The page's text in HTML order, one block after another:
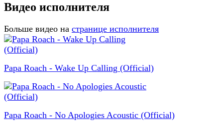
Видео исполнителя
Больше видео на странице исполнителя
Papa Roach - Wake Up Calling (Official)
Papa Roach - No Apologies Acoustic (Official)